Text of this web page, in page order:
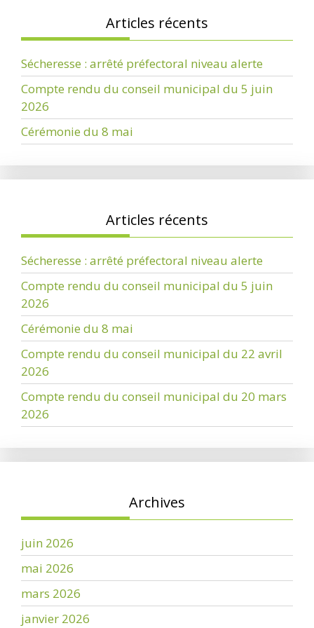
Articles récents
Sécheresse : arrêté préfectoral niveau alerte
Compte rendu du conseil municipal du 5 juin
2026
Cérémonie du 8 mai
Articles récents
Sécheresse : arrêté préfectoral niveau alerte
Compte rendu du conseil municipal du 5 juin
2026
Cérémonie du 8 mai
Compte rendu du conseil municipal du 22 avril
2026
Compte rendu du conseil municipal du 20 mars
2026
Archives
juin 2026
mai 2026
mars 2026
janvier 2026